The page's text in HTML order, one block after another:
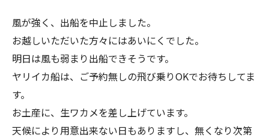
風が強く、出船を中止しました。
お越しいただいた方々にはあいにくでした。
明日は風も弱まり出船できそうです。
ヤリイカ船は、ご予約無しの飛び乗りOKでお待ちしてま
す。
お土産に、生ワカメを差し上げています。
天候により用意出来ない日もありますし、無くなり次第